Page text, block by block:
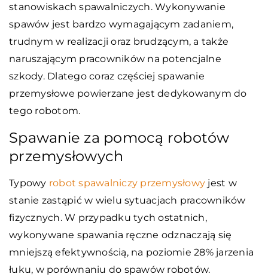
stanowiskach spawalniczych. Wykonywanie
spawów jest bardzo wymagającym zadaniem,
trudnym w realizacji oraz brudzącym, a także
naruszającym pracowników na potencjalne
szkody. Dlatego coraz częściej spawanie
przemysłowe powierzane jest dedykowanym do
tego robotom.
Spawanie za pomocą robotów
przemysłowych
Typowy robot spawalniczy przemysłowy jest w
stanie zastąpić w wielu sytuacjach pracowników
fizycznych. W przypadku tych ostatnich,
wykonywane spawania ręczne odznaczają się
mniejszą efektywnością, na poziomie 28% jarzenia
łuku, w porównaniu do spawów robotów.